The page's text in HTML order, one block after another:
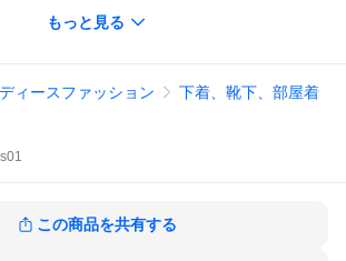
製法
感じました。家の中でもウォーキングの時
ぐなってしまうのですが、この靴下にしてな
もっと見る
ィースファッション
下着、靴下、部屋着
この商品を共有する